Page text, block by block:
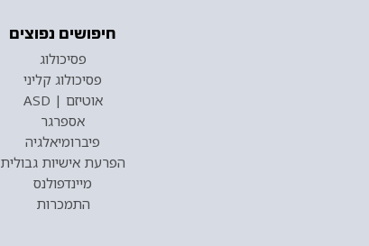
חיפושים נפוצים
פסיכולוג
פסיכולוג קליני
אוטיזם | ASD
אספרגר
פיברומיאלגיה
הפרעת אישיות גבולית
מיינדפולנס
התמכרות